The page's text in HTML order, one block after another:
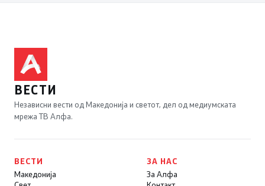
ВЕСТИ
Независни вести од Македонија и светот, дел од медиумската
мрежа ТВ Алфа.
ВЕСТИ
Македонија
ЗА НАС
За Алфа